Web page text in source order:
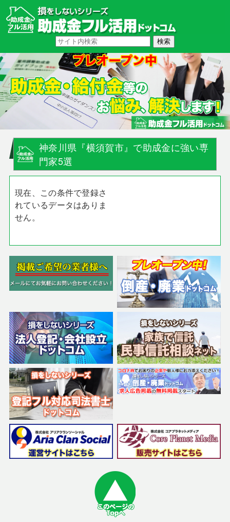
神奈川県『横須賀市』で助成金に強い専
門家5選
現在、この条件で登録さ
れているデータはありま
せん。